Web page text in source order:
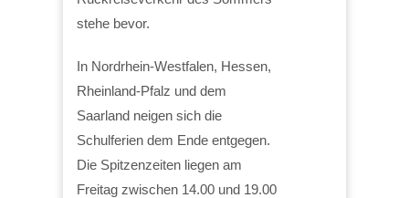
stehe bevor.
In Nordrhein-Westfalen, Hessen,
Rheinland-Pfalz und dem
Saarland neigen sich die
Schulferien dem Ende entgegen.
Die Spitzenzeiten liegen am
Freitag zwischen 14.00 und 19.00